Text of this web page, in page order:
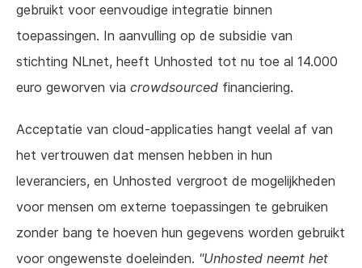
gebruikt voor eenvoudige integratie binnen
toepassingen. In aanvulling op de subsidie van
stichting NLnet, heeft Unhosted tot nu toe al 14.000
euro geworven via crowdsourced financiering.
Acceptatie van cloud-applicaties hangt veelal af van
het vertrouwen dat mensen hebben in hun
leveranciers, en Unhosted vergroot de mogelijkheden
voor mensen om externe toepassingen te gebruiken
zonder bang te hoeven hun gegevens worden gebruikt
voor ongewenste doeleinden. "Unhosted neemt het